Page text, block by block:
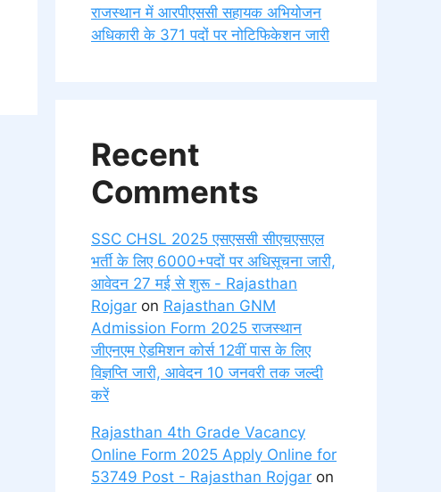
राजस्थान में आरपीएससी सहायक अभियोजन
अधिकारी के 371 पदों पर नोटिफिकेशन जारी
Recent
Comments
SSC CHSL 2025 एसएससी सीएचएसएल
भर्ती के लिए 6000+पदों पर अधिसूचना जारी,
आवेदन 27 मई से शुरू - Rajasthan
Rojgar on Rajasthan GNM
Admission Form 2025 राजस्थान
जीएनएम ऐडमिशन कोर्स 12वीं पास के लिए
विज्ञप्ति जारी, आवेदन 10 जनवरी तक जल्दी
करें
Rajasthan 4th Grade Vacancy
Online Form 2025 Apply Online for
53749 Post - Rajasthan Rojgar on